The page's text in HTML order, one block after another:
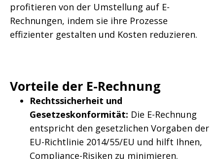
profitieren von der Umstellung auf E-
Rechnungen, indem sie ihre Prozesse
effizienter gestalten und Kosten reduzieren.
Vorteile der E-Rechnung
Rechtssicherheit und
Gesetzeskonformität: Die E-Rechnung
entspricht den gesetzlichen Vorgaben der
EU-Richtlinie 2014/55/EU und hilft Ihnen,
Compliance-Risiken zu minimieren.